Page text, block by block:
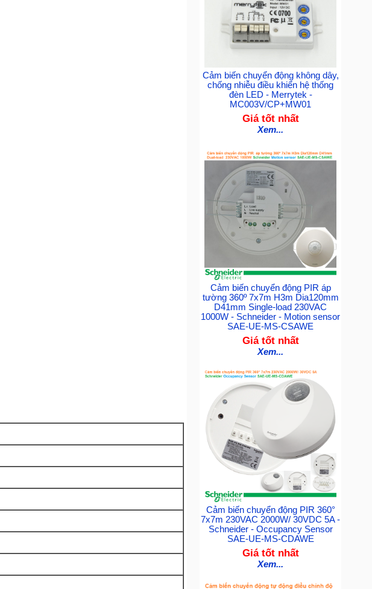
Cảm biến chuyển động không dây,
chống nhiễu điều khiển hệ thống
đèn LED - Merrytek -
MC003V/CP+MW01
Giá tốt nhất
Xem...
Cảm biến chuyển động PIR áp
tường 360º 7x7m H3m Dia120mm
D41mm Single-load 230VAC
1000W - Schneider - Motion sensor
SAE-UE-MS-CSAWE
Giá tốt nhất
Xem...
Cảm biến chuyển động PIR 360°
7x7m 230VAC 2000W/ 30VDC 5A -
Schneider - Occupancy Sensor
SAE-UE-MS-CDAWE
Giá tốt nhất
Xem...